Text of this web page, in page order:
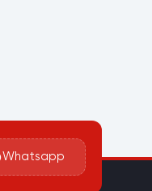
Whatsapp